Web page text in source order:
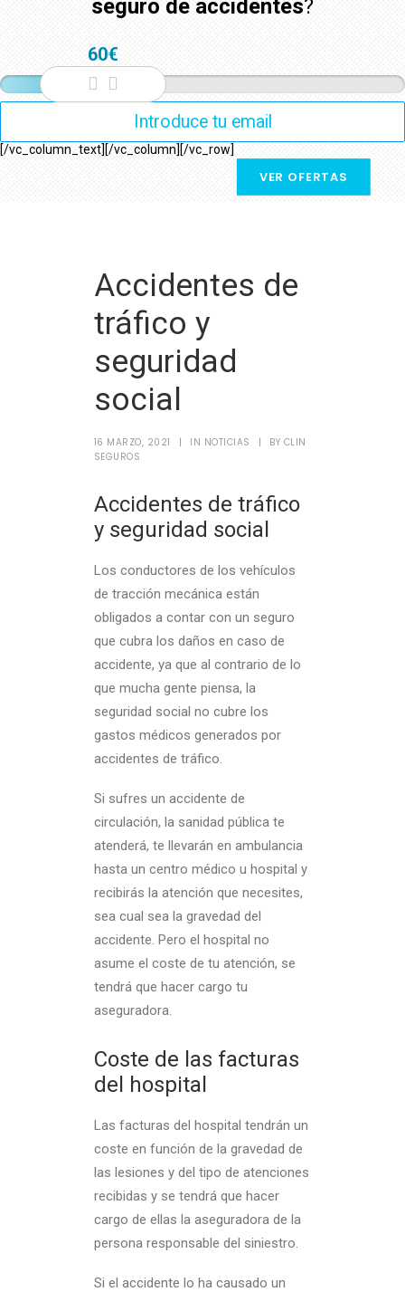
seguro de accidentes?
60€
VER OFERTAS
[/vc_column_text][/vc_column][/vc_row]
Accidentes de
tráfico y
seguridad
social
16 MARZO, 2021 | IN NOTICIAS | BY CLIN
SEGUROS
Accidentes de tráfico
y seguridad social
Los conductores de los vehículos
de tracción mecánica están
obligados a contar con un seguro
que cubra los daños en caso de
accidente, ya que al contrario de lo
que mucha gente piensa, la
seguridad social no cubre los
gastos médicos generados por
accidentes de tráfico.
Si sufres un accidente de
circulación, la sanidad pública te
atenderá, te llevarán en ambulancia
hasta un centro médico u hospital y
recibirás la atención que necesites,
sea cual sea la gravedad del
accidente. Pero el hospital no
asume el coste de tu atención, se
tendrá que hacer cargo tu
aseguradora.
Coste de las facturas
del hospital
Las facturas del hospital tendrán un
coste en función de la gravedad de
las lesiones y del tipo de atenciones
recibidas y se tendrá que hacer
cargo de ellas la aseguradora de la
persona responsable del siniestro.
Si el accidente lo ha causado un